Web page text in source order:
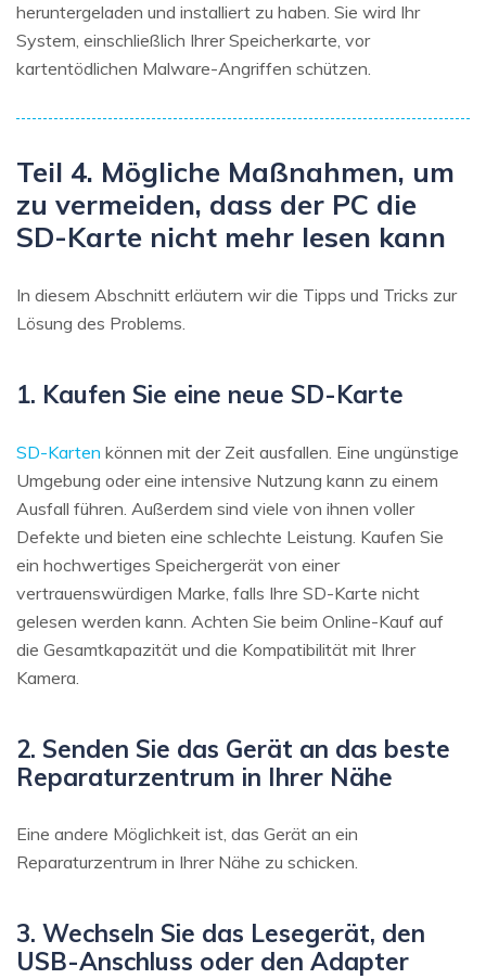
heruntergeladen und installiert zu haben. Sie wird Ihr
System, einschließlich Ihrer Speicherkarte, vor
kartentödlichen Malware-Angriffen schützen.
Teil 4. Mögliche Maßnahmen, um
zu vermeiden, dass der PC die
SD-Karte nicht mehr lesen kann
In diesem Abschnitt erläutern wir die Tipps und Tricks zur
Lösung des Problems.
1. Kaufen Sie eine neue SD-Karte
SD-Karten können mit der Zeit ausfallen. Eine ungünstige
Umgebung oder eine intensive Nutzung kann zu einem
Ausfall führen. Außerdem sind viele von ihnen voller
Defekte und bieten eine schlechte Leistung. Kaufen Sie
ein hochwertiges Speichergerät von einer
vertrauenswürdigen Marke, falls Ihre SD-Karte nicht
gelesen werden kann. Achten Sie beim Online-Kauf auf
die Gesamtkapazität und die Kompatibilität mit Ihrer
Kamera.
2. Senden Sie das Gerät an das beste
Reparaturzentrum in Ihrer Nähe
Eine andere Möglichkeit ist, das Gerät an ein
Reparaturzentrum in Ihrer Nähe zu schicken.
3. Wechseln Sie das Lesegerät, den
USB-Anschluss oder den Adapter